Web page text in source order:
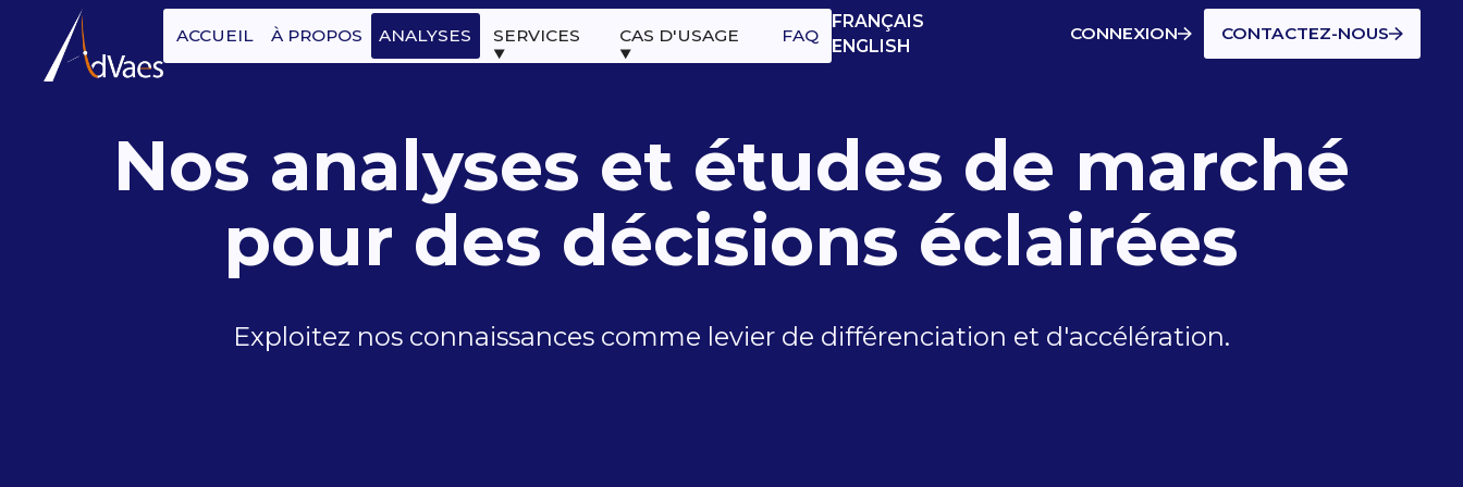
ACCUEIL À PROPOS ANALYSES SERVICES CAS D'USAGE FAQ
FRANÇAIS
ENGLISH
CONNEXION CONTACTEZ-NOUS
Nos analyses et études de marché
pour des décisions éclairées
Exploitez nos connaissances comme levier de différenciation et d'accélération.